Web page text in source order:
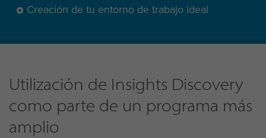
Creación de tu entorno de trabajo ideal
Utilización de Insights Discovery
como parte de un programa más
amplio